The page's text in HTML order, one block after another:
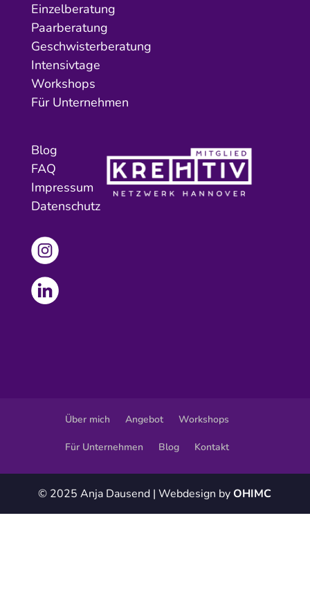
Einzelberatung
Paarberatung
Geschwisterberatung
Intensivtage
Workshops
Für Unternehmen
Blog
FAQ
Impressum
Datenschutz
Über mich Angebot Workshops
Für Unternehmen Blog Kontakt
© 2025 Anja Dausend | Webdesign byOHIMC